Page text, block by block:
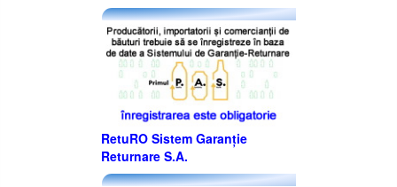
RetuRO Sistem Garanție
Returnare S.A.